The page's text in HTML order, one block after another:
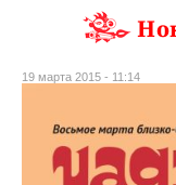
19 марта 2015 - 11:14